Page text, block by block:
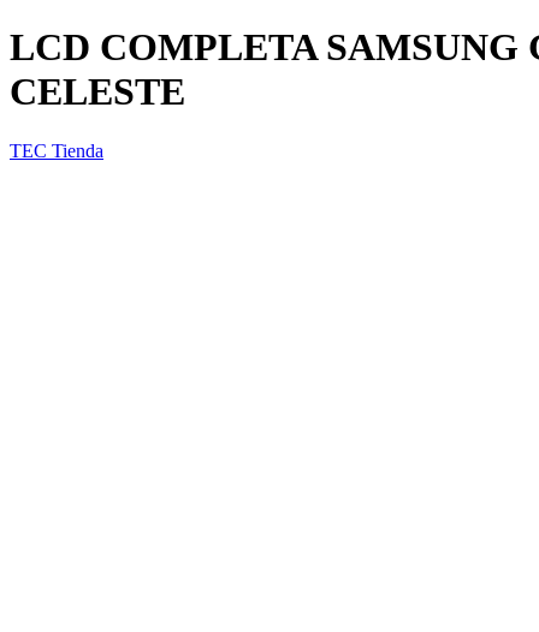
LCD COMPLETA SAMSUNG
CELESTE
TEC Tienda